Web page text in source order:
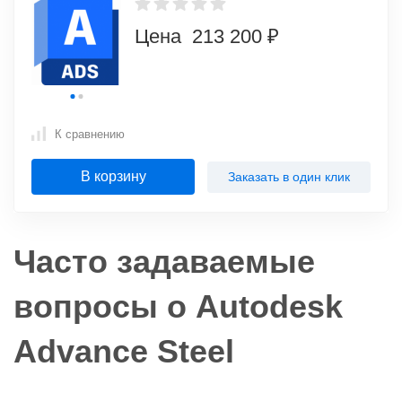
Цена 213 200 ₽
К сравнению
В корзину Заказать в один клик
Часто задаваемые
вопросы о Autodesk
Advance Steel